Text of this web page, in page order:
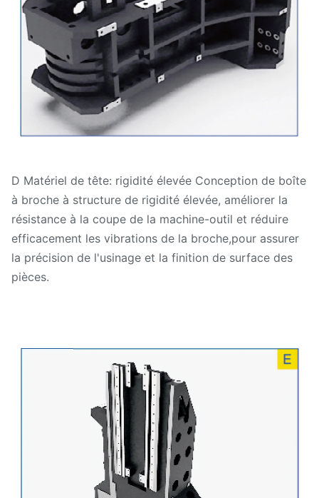
D Matériel de tête: rigidité élevée Conception de boîte
à broche à structure de rigidité élevée, améliorer la
résistance à la coupe de la machine-outil et réduire
efficacement les vibrations de la broche,pour assurer
la précision de l'usinage et la finition de surface des
pièces.